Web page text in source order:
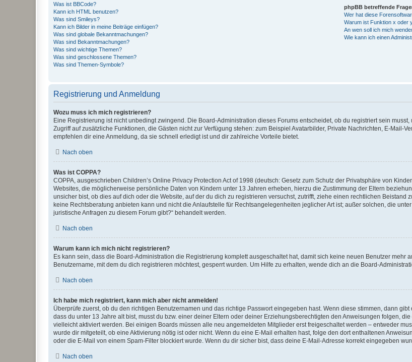
Was ist BBCode?
Kann ich HTML benutzen?
Was sind Smileys?
Kann ich Bilder in meine Beiträge einfügen?
Was sind globale Bekanntmachungen?
Was sind Bekanntmachungen?
Was sind wichtige Themen?
Was sind geschlossene Themen?
Was sind Themen-Symbole?
phpBB betreffende
Wer hat diese
Warum ist Funktion x oder
An wen soll ich mich
Wie kann ich einen
Registrierung und Anmeldung
Wozu muss ich mich registrieren?
Eine Registrierung ist nicht unbedingt zwingend. Die Board-Administration dieses Forums entscheidet, ob du registriert sein
Zugriff auf zusätzliche Funktionen, die Gästen nicht zur Verfügung stehen: zum Beispiel Avatarbilder, Private Nachrichten, E-Mail-
empfehlen dir eine Anmeldung, da sie schnell erledigt ist und dir zahlreiche Vorteile bietet.
Nach oben
Was ist COPPA?
COPPA, ausgeschrieben Children’s Online Privacy Protection Act of 1998 (deutsch: Gesetz zum Schutz der Privatsphäre von
Websites, die möglicherweise persönliche Daten von Kindern unter 13 Jahren erheben, hierzu die Zustimmung der Eltern
unsicher bist, ob dies auf dich oder die Website, auf der du dich zu registrieren versuchst, zutrifft, ziehe einen rechtlichen
keine Rechtsberatung anbieten kann und nicht die Anlaufstelle für Rechtsangelegenheiten jeglicher Art ist; außer solchen, die
juristische Anfragen zu diesem Forum gibt?“ behandelt werden.
Nach oben
Warum kann ich mich nicht registrieren?
Es kann sein, dass die Board-Administration die Registrierung komplett ausgeschaltet hat, damit sich keine neuen Benutzer mehr
Benutzername, mit dem du dich registrieren möchtest, gesperrt wurden. Um Hilfe zu erhalten, wende dich an die Board-
Nach oben
Ich habe mich registriert, kann mich aber nicht anmelden!
Überprüfe zuerst, ob du den richtigen Benutzernamen und das richtige Passwort eingegeben hast. Wenn diese stimmen, dann
dass du unter 13 Jahre alt bist, musst du bzw. einer deiner Eltern oder deiner Erziehungsberechtigten den Anweisungen folgen,
vielleicht aktiviert werden. Bei einigen Boards müssen alle neu angemeldeten Mitglieder erst freigeschaltet werden – entweder
wurde dir mitgeteilt, ob eine Aktivierung nötig ist oder nicht. Wenn du eine E-Mail erhalten hast, folge den dort enthaltenen
oder die E-Mail von einem Spam-Filter blockiert wurde. Wenn du dir sicher bist, dass deine E-Mail-Adresse korrekt eingegeben
Nach oben